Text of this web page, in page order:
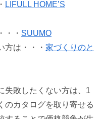
LIFULL HOME’S
・・ SUUMO
方は・・・ 家づくりのと
失敗したくない方は、1
のカタログを取り寄せる